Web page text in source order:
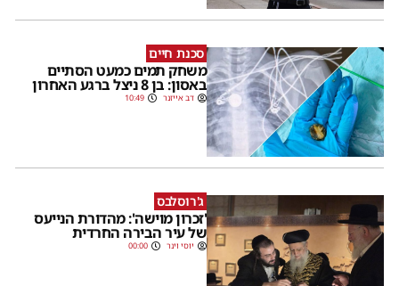
סכנת חיים
משחק תמים כמעט הסתיים
באסון: בן 8 ניצל ברגע האחרון
דב אייזנר 10:49
ג'רוסלבס
'זכרון מוישה': מהדורת הנייעס
של עיר הבירה החרדית
יוסי וינר 00:00